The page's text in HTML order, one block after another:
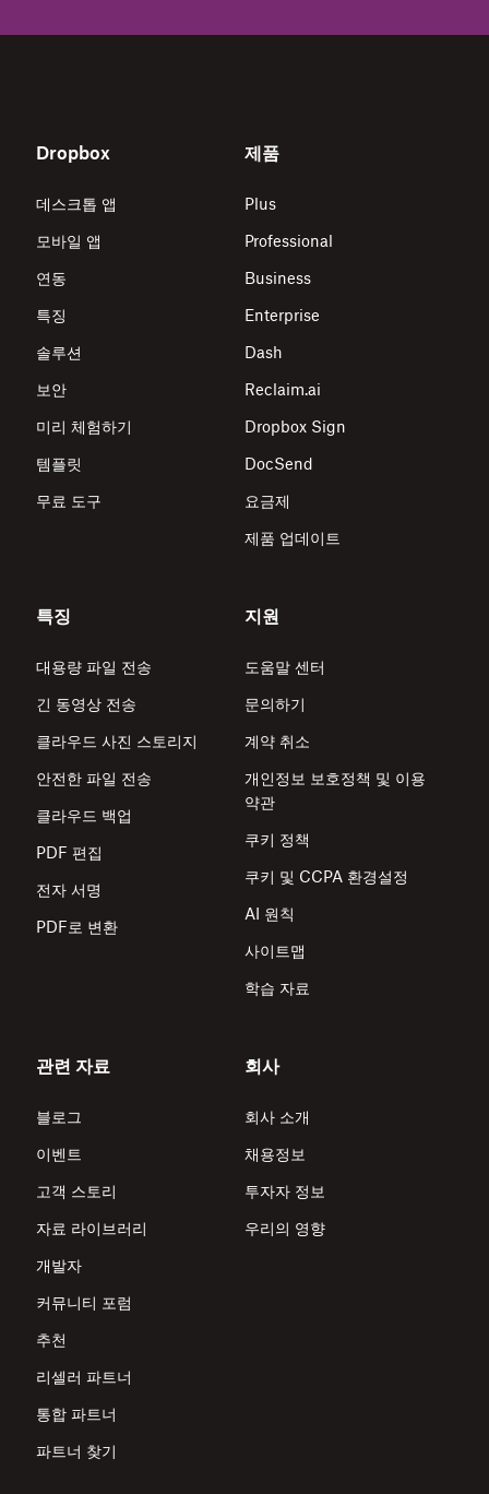
Dropbox
데스크톱 앱
모바일 앱
연동
특징
솔루션
보안
미리 체험하기
템플릿
무료 도구
제품
Plus
Professional
Business
Enterprise
Dash
Reclaim.ai
Dropbox Sign
DocSend
요금제
제품 업데이트
특징
대용량 파일 전송
긴 동영상 전송
클라우드 사진 스토리지
안전한 파일 전송
클라우드 백업
PDF 편집
전자 서명
PDF로 변환
지원
도움말 센터
문의하기
계약 취소
개인정보 보호정책 및 이용
약관
쿠키 정책
쿠키 및 CCPA 환경설정
AI 원칙
사이트맵
학습 자료
관련 자료
블로그
이벤트
고객 스토리
자료 라이브러리
개발자
커뮤니티 포럼
추천
리셀러 파트너
통합 파트너
파트너 찾기
회사
회사 소개
채용정보
투자자 정보
우리의 영향